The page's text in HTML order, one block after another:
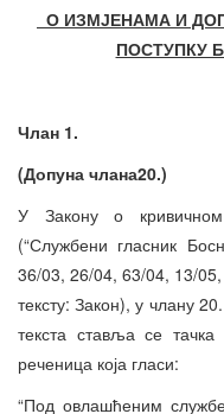
О ИЗМЈЕНАМА И
ПОСТУПКУ
Члан 1.
(Допуна члана20.)
У Закону о
(“Службени гласник
36/03, 26/04, 63/04, 13/
тексту: Закон), у члану
текста ставља се
реченица која гласи:
“Под овлашћеним